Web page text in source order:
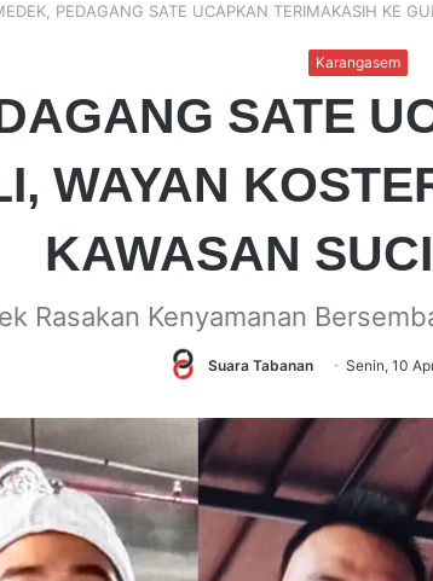
PEDAGANG SATE UCAPKAN TERIMAKASIH KE
Karangasem
SATE
WAYAN
KAWASAN
Rasakan Kenyamanan
Suara Tabanan Senin, 10